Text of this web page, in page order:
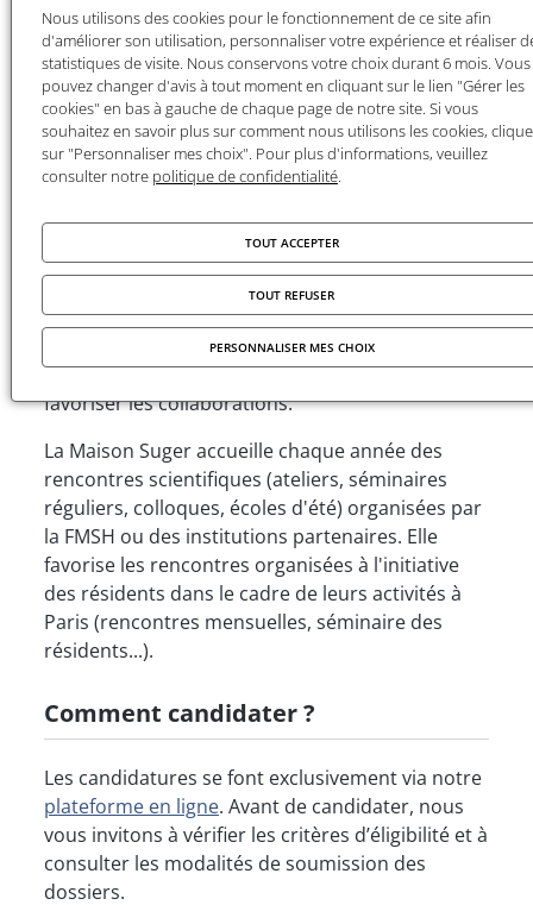
faculté d’architecture de l'Université
Fédérale de Bahia | Juillet 2024
Une maison qui favorise la recherche
et les rencontres
comme un espace de sociabilité, favorisant les
rencontres, le partage des approches, des
méthodes et des savoirs. S'y côtoient
annuellement quelque 200 chercheurs. Ainsi, le
lieu offre-t-il l'opportunité de confronter les
problématiques interdisciplinaires et entend-il
favoriser les collaborations.
La Maison Suger accueille chaque année des
rencontres scientifiques (ateliers, séminaires
réguliers, colloques, écoles d'été) organisées par
la FMSH ou des institutions partenaires. Elle
favorise les rencontres organisées à l'initiative
des résidents dans le cadre de leurs activités à
Paris (rencontres mensuelles, séminaire des
résidents...).
Comment candidater ?
Les candidatures se font exclusivement via notre
plateforme en ligne. Avant de candidater, nous
vous invitons à vérifier les critères d’éligibilité et à
consulter les modalités de soumission des
dossiers.
Nous utilisons des cookies pour le fonctionnement de ce site afin
d'améliorer son utilisation, personnaliser votre expérience et réaliser
statistiques de visite. Nous conservons votre choix durant 6 mois. Vous
pouvez changer d'avis à tout moment en cliquant sur le lien "Gérer les
cookies" en bas à gauche de chaque page de notre site. Si vous
souhaitez en savoir plus sur comment nous utilisons les cookies,
sur "Personnaliser mes choix". Pour plus d'informations, veuillez
consulter notre politique de confidentialité.
TOUT ACCEPTER
TOUT REFUSER
PERSONNALISER MES CHOIX